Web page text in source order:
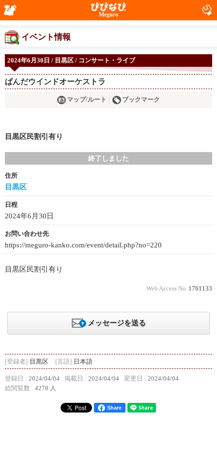
Meguro
イベント情報
2024年6月30日 / 目黒区 / コンサート・ライブ
ぱんだウインドオーケストラ
マップ/ルート ブックマーク
目黒区民割引有り
終了しました
住所
目黒区
日程
2024年6月30日
お問い合わせ先
https://meguro-kanko.com/event/detail.php?no=220
目黒区民割引有り
Web Access No. 1761133
メッセージを送る
[登録者] 目黒区 [言語] 日本語
登録日 : 2024/04/04 掲載日 : 2024/04/04 変更日 : 2024/04/04
総閲覧数 : 4278 人
Share